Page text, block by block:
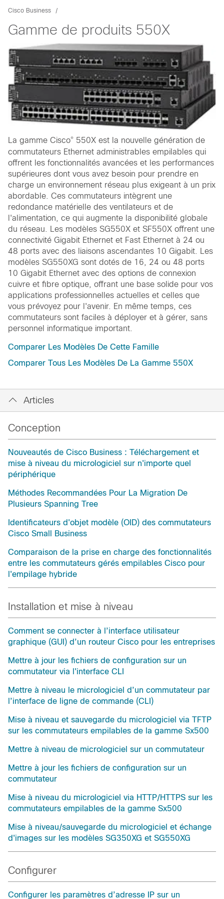
Cisco Business
Gamme de produits 550X
La gamme Cisco® 550X est la nouvelle génération de
commutateurs Ethernet administrables empilables qui
offrent les fonctionnalités avancées et les performances
supérieures dont vous avez besoin pour prendre en
charge un environnement réseau plus exigeant à un prix
abordable. Ces commutateurs intègrent une
redondance matérielle des ventilateurs et de
l'alimentation, ce qui augmente la disponibilité globale
du réseau. Les modèles SG550X et SF550X offrent une
connectivité Gigabit Ethernet et Fast Ethernet à 24 ou
48 ports avec des liaisons ascendantes 10 Gigabit. Les
modèles SG550XG sont dotés de 16, 24 ou 48 ports
10 Gigabit Ethernet avec des options de connexion
cuivre et fibre optique, offrant une base solide pour vos
applications professionnelles actuelles et celles que
vous prévoyez pour l'avenir. En même temps, ces
commutateurs sont faciles à déployer et à gérer, sans
personnel informatique important.
Comparer Les Modèles De Cette Famille
Comparer Tous Les Modèles De La Gamme 550X
Articles
Conception
Nouveautés de Cisco Business : Téléchargement et
mise à niveau du micrologiciel sur n'importe quel
périphérique
Méthodes Recommandées Pour La Migration De
Plusieurs Spanning Tree
Identificateurs d'objet modèle (OID) des commutateurs
Cisco Small Business
Comparaison de la prise en charge des fonctionnalités
entre les commutateurs gérés empilables Cisco pour
l'empilage hybride
Installation et mise à niveau
Comment se connecter à l’interface utilisateur
graphique (GUI) d’un routeur Cisco pour les entreprises
Mettre à jour les fichiers de configuration sur un
commutateur via l'interface CLI
Mettre à niveau le micrologiciel d’un commutateur par
l’interface de ligne de commande (CLI)
Mise à niveau et sauvegarde du micrologiciel via TFTP
sur les commutateurs empilables de la gamme Sx500
Mettre à niveau de micrologiciel sur un commutateur
Mettre à jour les fichiers de configuration sur un
commutateur
Mise à niveau du micrologiciel via HTTP/HTTPS sur les
commutateurs empilables de la gamme Sx500
Mise à niveau/sauvegarde du micrologiciel et échange
d'images sur les modèles SG350XG et SG550XG
Configurer
Configurer les paramètres d’adresse IP sur un